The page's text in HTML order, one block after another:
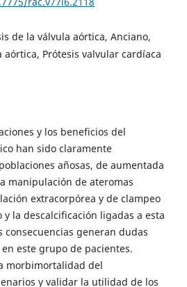
de la válvula aórtica, Anciano,
Prótesis valvular cardíaca
y los beneficios del
han sido claramente
añosas, de aumentada
manipulación de ateromas
extracorpórea y de clampeo
la descalcificación ligadas a esta
consecuencias generan dudas
este grupo de pacientes.
morbimortalidad del
y validar la utilidad de los